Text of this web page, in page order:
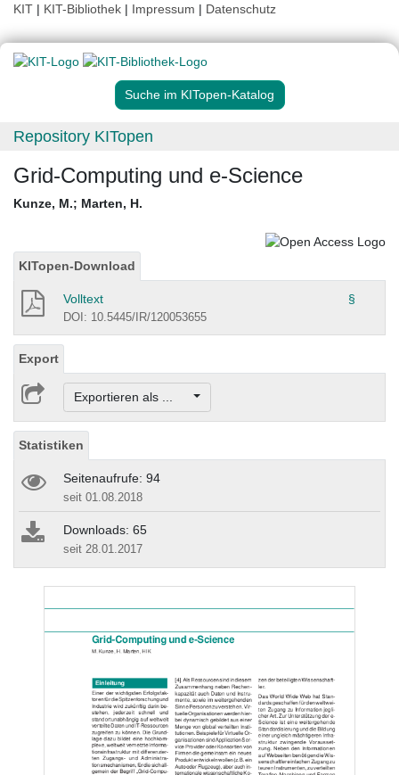
KIT | KIT-Bibliothek | Impressum | Datenschutz
Suche im KITopen-Katalog
Repository KITopen
Grid-Computing und e-Science
Kunze, M.; Marten, H.
KITopen-Download
Volltext §
DOI: 10.5445/IR/120053655
Export
Exportieren als ...
Statistiken
Seitenaufrufe: 94
seit 01.08.2018
Downloads: 65
seit 28.01.2017